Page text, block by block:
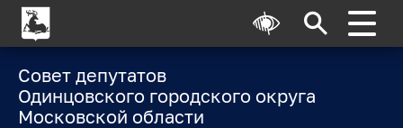
Совет депутатов
Одинцовского городского округа
Московской области